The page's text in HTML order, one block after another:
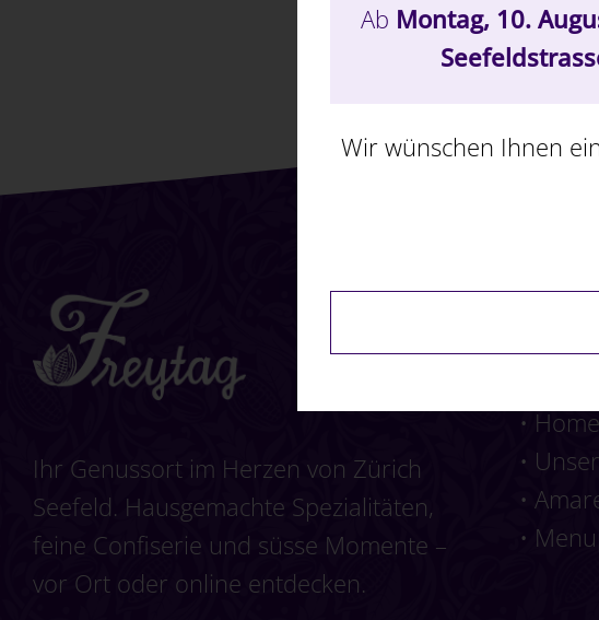
Ihr Genussort im Herzen von Zürich
Seefeld. Hausgemachte Spezialitäten,
feine Confiserie und süsse Momente –
vor Ort oder online entdecken.
•
•
•
•
Ab Montag, 10.
Wir wünschen Ihnen